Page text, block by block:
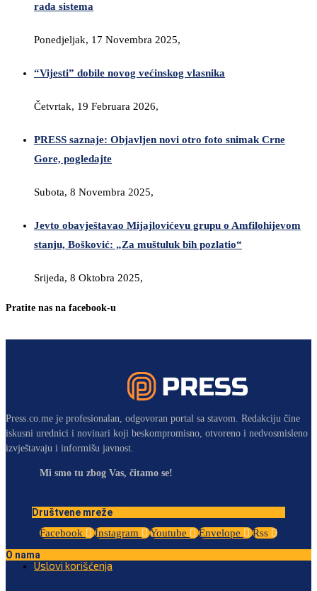
rada sistema
Ponedjeljak, 17 Novembra 2025,
“Vijesti” dobile novog većinskog vlasnika
Četvrtak, 19 Februara 2026,
PRESS saznaje: Objavljen novi otro foto snimak Crne
Gore, pogledajte
Subota, 8 Novembra 2025,
Jevto obavještavao Mijajlovićevu grupu o Amfilohijevom
stanju, Bošković: „Za muštuluk bih pozlatio“
Srijeda, 8 Oktobra 2025,
Pratite nas na facebook-u
Press.co.me je profesionalan, odgovoran portal sa stavom. Redakciju čine
iskusni urednici i novinari koji beskompromisno, otvoreno i nedvosmisleno
izvještavaju i informišu javnost.
Mi smo tu zbog Vas, čitamo se!
Društvene mreže
Facebook
Instagram Youtube Envelope
Rss
O nama
Uslovi korišćenja